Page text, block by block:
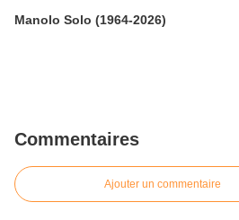
Manolo Solo (1964-2026)
Commentaires
Ajouter un commentaire